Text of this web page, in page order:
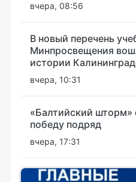
вчера, 08:56
В новый перечень
Минпросвещения
истории
вчера, 10:31
«Балтийский
победу подряд
вчера, 17:31